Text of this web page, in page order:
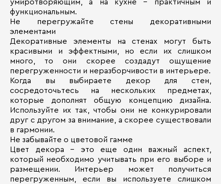
умиротворяющим, а на кухне – практичным и
функциональным.
Не перегружайте стены декоративными
элементами
Декоративные элементы на стенах могут быть
красивыми и эффектными, но если их слишком
много, то они скорее создадут ощущение
перегруженности и неразборчивости в интерьере.
Когда вы выбираете декор для стен,
сосредоточьтесь на нескольких предметах,
которые дополнят общую концепцию дизайна.
Используйте их так, чтобы они не конкурировали
друг с другом за внимание, а скорее существовали
в гармонии.
Не забывайте о цветовой гамме
Цвет декора – это еще один важный аспект,
который необходимо учитывать при его выборе и
размещении. Интерьер может получиться
перегруженным, если вы используете слишком